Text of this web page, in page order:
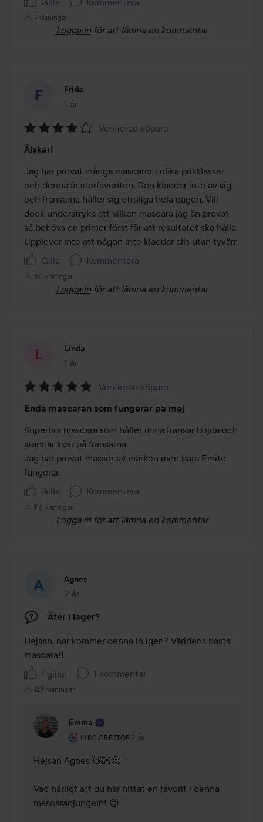
7 visningar
Logga in för att lämna en kommentar
Frida
1 år
Inlägget skapades 1 år
4
av
5
Verifierad köpare
Älskar!
Jag har provat många mascaror i olika prisklasser
och denna är storfavoriten. Den kladdar inte av sig
och fransarna håller sig otroliga hela dagen. Vill
dock understryka att vilken mascara jag än provat
så behövs en primer först för att resultatet ska hålla.
Upplever inte att någon inte kladdar alls utan tyvärr.
Gilla
Kommentera
60 visningar
Logga in för att lämna en kommentar
Linda
1 år
Inlägget skapades 1 år
5
av
5
Verifierad köpare
Enda mascaran som fungerar på mej
Superbra mascara som håller mina fransar böjda och
stannar kvar på fransarna.
Jag har provat massor av märken men bara Emite
fungerar.
Gilla
Kommentera
116 visningar
Logga in för att lämna en kommentar
Agnes
2 år
Inlägget skapades 2 år
Åter i lager?
Hejsan, när kommer denna in igen? Världens bästa
mascara!!
1 gillar
1 kommentar
129 visningar
Emma
LYKO CREATOR
Användarens roll: Lyko Creator.
2 år
Kommentaren lades 2 år
Hejsan Agnes 👋🏼😊
Vad härligt att du har hittat en favorit i denna
mascaradjungeln! 😍